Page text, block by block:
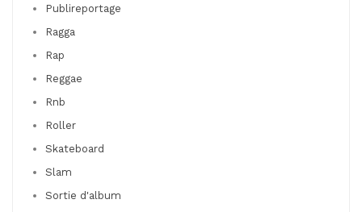
Publireportage
Ragga
Rap
Reggae
Rnb
Roller
Skateboard
Slam
Sortie d'album